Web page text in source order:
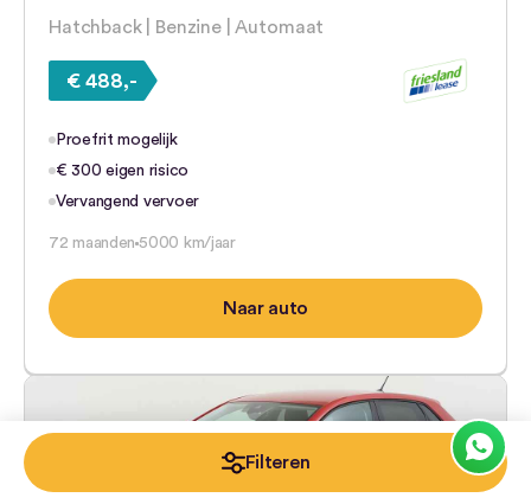
Filteren
Hatchback | Benzine | Automaat
€ 488,-
Proefrit mogelijk
€ 300 eigen risico
Vervangend vervoer
72 maanden 5000 km/jaar
Naar auto